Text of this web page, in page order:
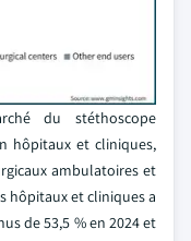
du stéthoscope
hôpitaux et cliniques,
ambulatoires et
hôpitaux et cliniques a
de 53,5 % en 2024 et